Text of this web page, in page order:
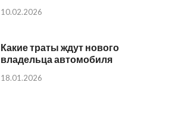
10.02.2026
Какие траты ждут нового
владельца автомобиля
18.01.2026